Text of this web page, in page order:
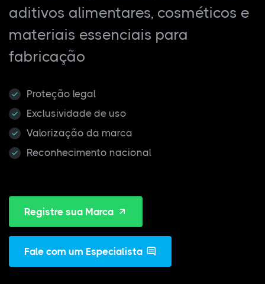
aditivos alimentares, cosméticos e
materiais essenciais para
fabricação
Proteção legal
Exclusividade de uso
Valorização da marca
Reconhecimento nacional
Registre sua Marca
Fale com um Especialista